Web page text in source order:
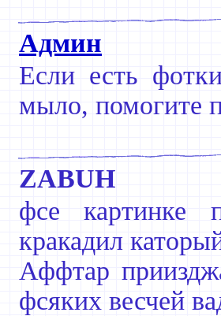
Админ
Если есть
мыло, помогите
ZABUH
фсе картинке
кракадил
Аффтар
фсяких весчей